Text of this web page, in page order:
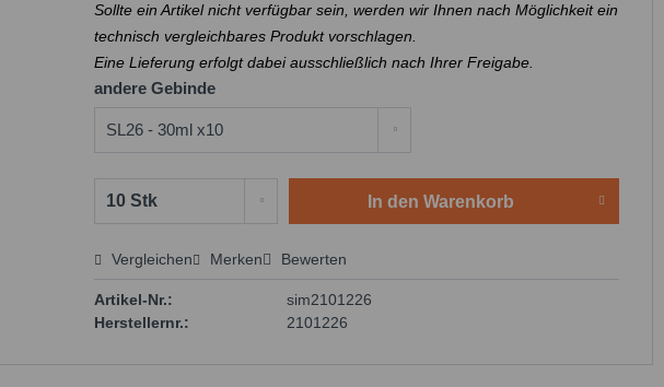
Sollte ein Artikel nicht verfügbar sein, werden wir Ihnen nach Möglichkeit ein
technisch vergleichbares Produkt vorschlagen.
Eine Lieferung erfolgt dabei ausschließlich nach Ihrer Freigabe.
andere Gebinde
In den Warenkorb
Preis anfragen
Vergleichen Merken Bewerten
Artikel-Nr.:
sim2101226
Herstellernr.:
2101226